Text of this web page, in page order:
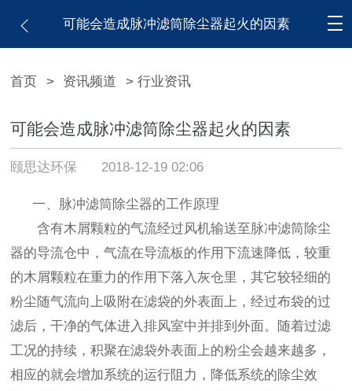
可能会造成脉冲滤筒除尘器起火的因素
首页 > 资讯频道 > 行业资讯
可能会造成脉冲滤筒除尘器起火的因素
颐思达环保 2018-12-19 02:06
一、脉冲滤筒除尘器的工作原理
含有木屑颗粒的气流经过风机输送至脉冲滤筒除尘
器的导流仓中，气流在导流板的作用下流速降低，较重
的木屑颗粒在重力的作用下落入灰仓里，其它较轻细的
粉尘随气流向上吸附在滤袋的外表面上，经过布袋的过
滤后，干净的气体进入排风室中并排到外面。随着过滤
工况的持续，积聚在滤袋外表面上的粉尘会越来越多，
相应的就会增加系统的运行阻力，降低系统的除尘效